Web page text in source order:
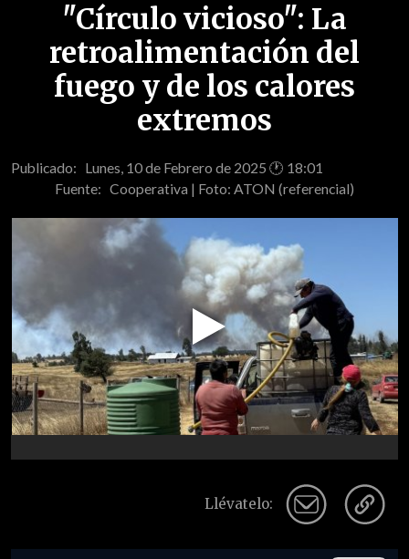
"Círculo vicioso": La
retroalimentación del
fuego y de los calores
extremos
Publicado: Lunes, 10 de Febrero de 2025 🕐 18:01
Fuente: Cooperativa | Foto: ATON (referencial)
Play
Video
Llévatelo: